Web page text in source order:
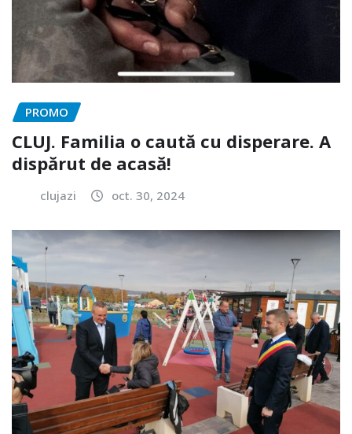
PROMO
CLUJ. Familia o caută cu disperare. A
dispărut de acasă!
clujazi oct. 30, 2024